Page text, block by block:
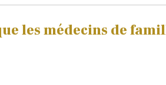
les médecins de